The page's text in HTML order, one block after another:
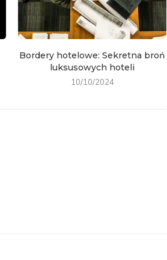
Bordery hotelowe: Sekretna broń
luksusowych hoteli
10/10/2024